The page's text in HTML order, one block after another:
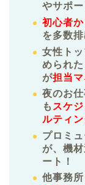
やサポ
初心者
を多数排
女性ト
められ
が担当
夜のお
も スケ
ルティ
プロミ
が、機
ート！
他事務所